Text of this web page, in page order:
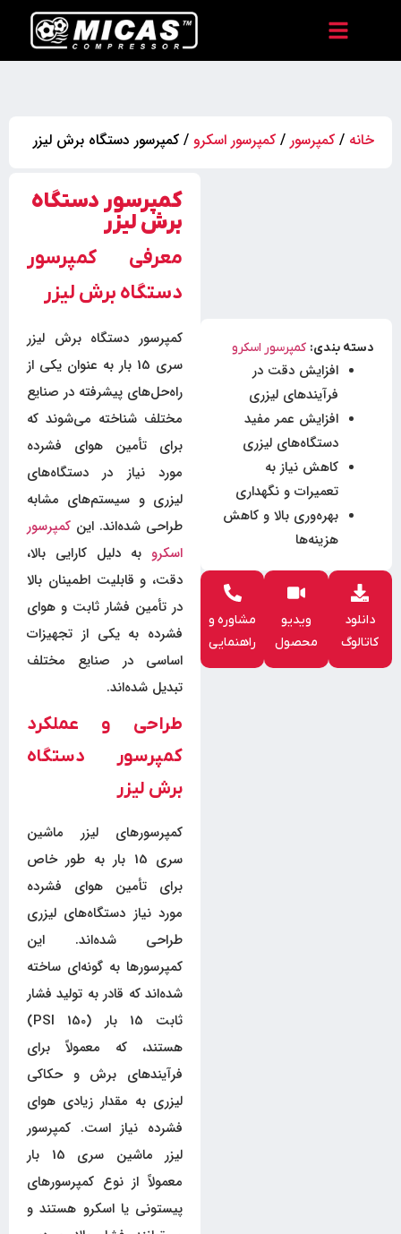
خانه / کمپرسور / کمپرسور اسکرو / کمپرسور دستگاه برش لیزر
دسته بندی: کمپرسور اسکرو
افزایش دقت در
فرآیندهای لیزری
افزایش عمر مفید
دستگاه‌های لیزری
کاهش نیاز به
تعمیرات و نگهداری
بهره‌وری بالا و کاهش
هزینه‌ها
دانلود
کاتالوگ
ویدیو
محصول
مشاوره و
راهنمایی
کمپرسور دستگاه
برش لیزر
معرفی کمپرسور
دستگاه برش لیزر
کمپرسور دستگاه برش لیزر
سری 15 بار به عنوان یکی از
راه‌حل‌های پیشرفته در صنایع
مختلف شناخته می‌شوند که
برای تأمین هوای فشرده
مورد نیاز در دستگاه‌های
لیزری و سیستم‌های مشابه
طراحی شده‌اند. این کمپرسور
اسکرو به دلیل کارایی بالا،
دقت، و قابلیت اطمینان بالا
در تأمین فشار ثابت و هوای
فشرده به یکی از تجهیزات
اساسی در صنایع مختلف
تبدیل شده‌اند.
طراحی و عملکرد
کمپرسور دستگاه
برش لیزر
کمپرسورهای لیزر ماشین
سری 15 بار به طور خاص
برای تأمین هوای فشرده
مورد نیاز دستگاه‌های لیزری
طراحی شده‌اند. این
کمپرسورها به گونه‌ای ساخته
شده‌اند که قادر به تولید فشار
ثابت 15 بار (150 PSI)
هستند، که معمولاً برای
فرآیندهای برش و حکاکی
لیزری به مقدار زیادی هوای
فشرده نیاز است. کمپرسور
لیزر ماشین سری 15 بار
معمولاً از نوع کمپرسورهای
پیستونی یا اسکرو هستند و